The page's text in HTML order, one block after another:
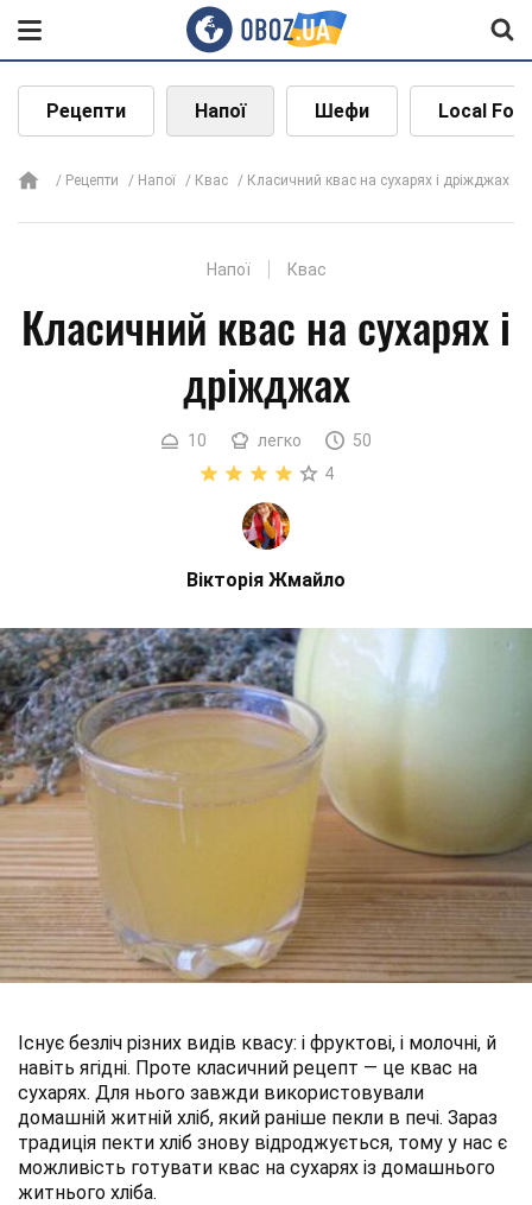
Рецепти Напої Шефи Local
Рецепти Напої Квас Класичний квас на сухарях і дріжджах
Напої Квас
Класичний квас на сухарях і
дріжджах
10 легко
50
4
Вікторія Жмайло
Існує безліч різних видів квасу: і фруктові, і молочні, й
навіть ягідні. Проте класичний рецепт — це квас на
сухарях. Для нього завжди використовували
домашній житній хліб, який раніше пекли в печі. Зараз
традиція пекти хліб знову відроджується, тому у нас є
можливість готувати квас на сухарях із домашнього
житнього хліба.